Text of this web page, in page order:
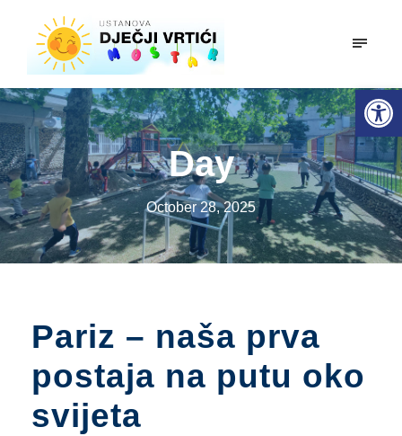
Open toolbar
Day
October 28, 2025
Pariz – naša prva
postaja na putu oko
svijeta